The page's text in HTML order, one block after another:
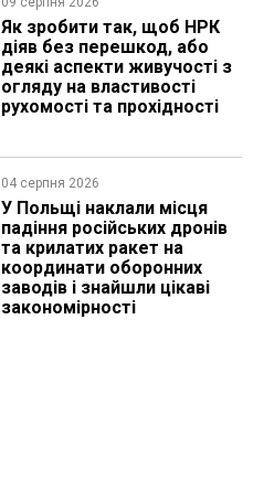
Як зробити так, щоб НРК
діяв без перешкод, або
деякі аспекти живучості з
огляду на властивості
рухомості та прохідності
04 серпня 2026
У Польщі наклали місця
падіння російських дронів
та крилатих ракет на
координати оборонних
заводів і знайшли цікаві
закономірності